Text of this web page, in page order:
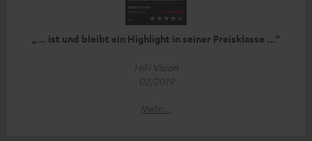
„… ist und bleibt ein Highlight in seiner Preisklasse …“
HiFi Vision
02/2019
Mehr...